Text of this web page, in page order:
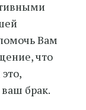
Вам
что
брак.